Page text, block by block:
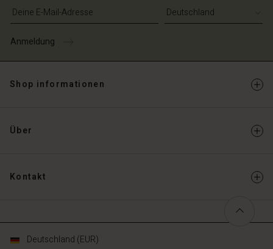
E-Mail-Adresse eingeben
Anmeldung
Shop informationen
Über
Kontakt
Deutschland (EUR)